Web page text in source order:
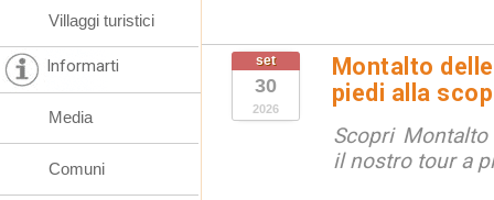
set
30
2026
Montalto
piedi alla
Scopri
il nostro tour a
Villaggi turistici
Informarti
Media
Comuni